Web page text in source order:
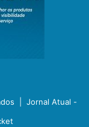
| Jornal Atual -